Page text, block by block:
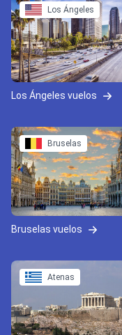
Los Ángeles
Los Ángeles vuelos
Bruselas
Bruselas vuelos
Atenas